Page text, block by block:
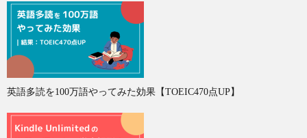
英語多読を100万語やってみた効果【TOEIC470点UP】